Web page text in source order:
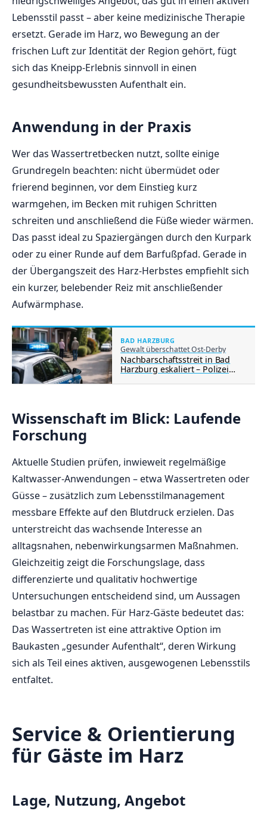
Lebensstil passt – aber keine medizinische Therapie
ersetzt. Gerade im Harz, wo Bewegung an der
frischen Luft zur Identität der Region gehört, fügt
sich das Kneipp-Erlebnis sinnvoll in einen
gesundheitsbewussten Aufenthalt ein.
Anwendung in der Praxis
Wer das Wassertretbecken nutzt, sollte einige
Grundregeln beachten: nicht übermüdet oder
frierend beginnen, vor dem Einstieg kurz
warmgehen, im Becken mit ruhigen Schritten
schreiten und anschließend die Füße wieder wärmen.
Das passt ideal zu Spaziergängen durch den Kurpark
oder zu einer Runde auf dem Barfußpfad. Gerade in
der Übergangszeit des Harz-Herbstes empfiehlt sich
ein kurzer, belebender Reiz mit anschließender
Aufwärmphase.
BAD HARZBURG
Gewalt überschattet Ost-Derby
Nachbarschaftsstreit in Bad
Harzburg eskaliert – Polizei
gegen 81-Jährigen
Wissenschaft im Blick: Laufende
Forschung
Aktuelle Studien prüfen, inwieweit regelmäßige
Kaltwasser-Anwendungen – etwa Wassertreten oder
Güsse – zusätzlich zum Lebensstilmanagement
messbare Effekte auf den Blutdruck erzielen. Das
unterstreicht das wachsende Interesse an
alltagsnahen, nebenwirkungsarmen Maßnahmen.
Gleichzeitig zeigt die Forschungslage, dass
differenzierte und qualitativ hochwertige
Untersuchungen entscheidend sind, um Aussagen
belastbar zu machen. Für Harz-Gäste bedeutet das:
Das Wassertreten ist eine attraktive Option im
Baukasten „gesunder Aufenthalt“, deren Wirkung
sich als Teil eines aktiven, ausgewogenen Lebensstils
entfaltet.
Service & Orientierung
für Gäste im Harz
Lage, Nutzung, Angebot